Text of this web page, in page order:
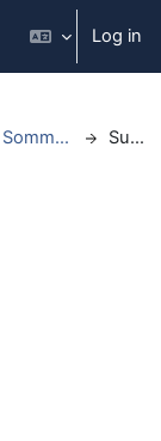
Log in
Ältere Kurse bis Sommersemester 2021 Summary